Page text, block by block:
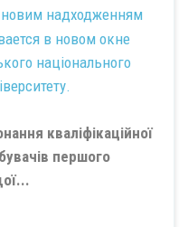
надходженням
національного
кваліфікаційної
першого